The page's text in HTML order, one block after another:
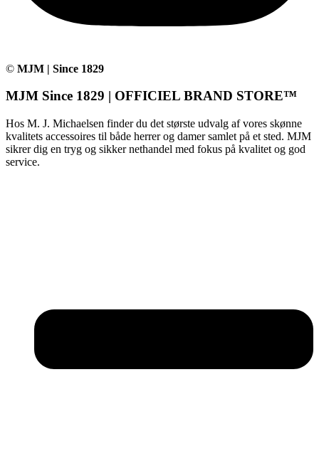
© MJM | Since 1829
MJM Since 1829 | OFFICIEL BRAND STORE™
Hos M. J. Michaelsen finder du det største udvalg af vores skønne
kvalitets accessoires til både herrer og damer samlet på et sted. MJM
sikrer dig en tryg og sikker nethandel med fokus på kvalitet og god
service.